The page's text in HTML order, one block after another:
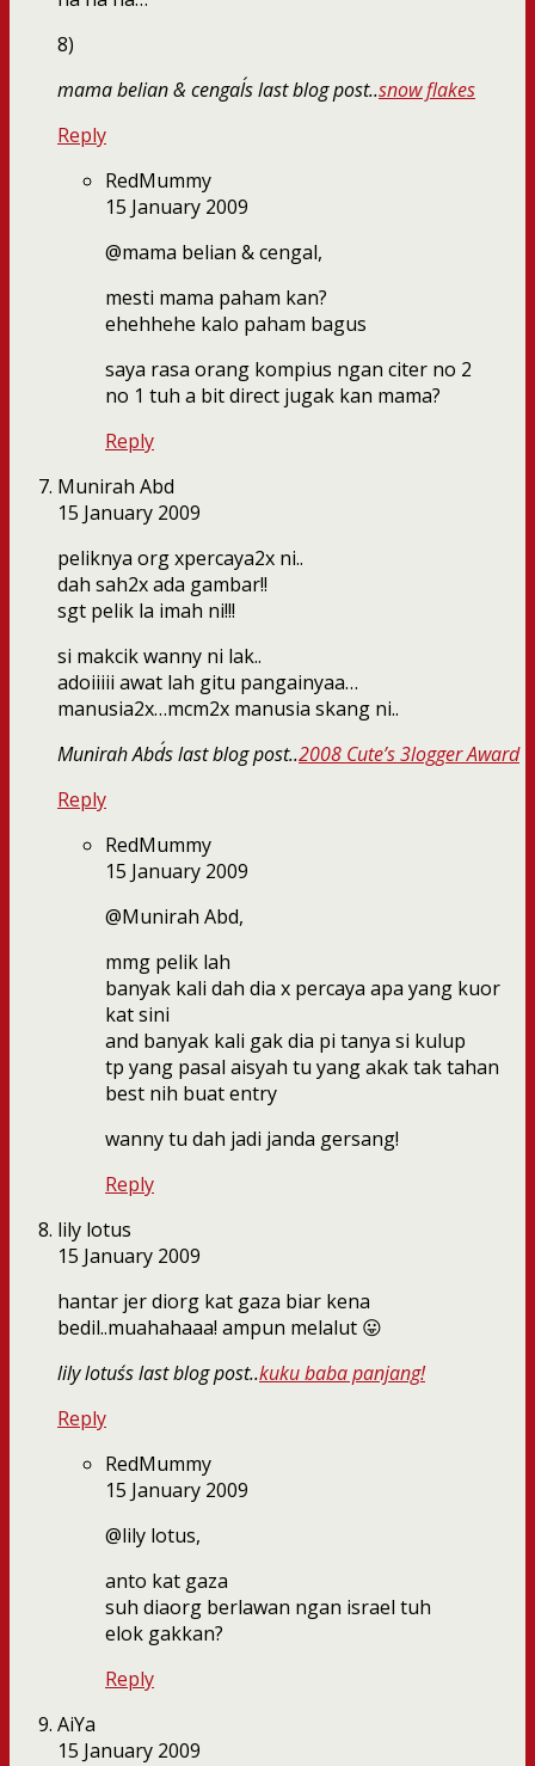
8)
mama belian & cengal´s last blog post..snow flakes
Reply
RedMummy
15 January 2009
@mama belian & cengal,
mesti mama paham kan?
ehehhehe kalo paham bagus
saya rasa orang kompius ngan citer no 2
no 1 tuh a bit direct jugak kan mama?
Reply
Munirah Abd
15 January 2009
peliknya org xpercaya2x ni..
dah sah2x ada gambar!!
sgt pelik la imah ni!!!
si makcik wanny ni lak..
adoiiiii awat lah gitu pangainyaa…
manusia2x…mcm2x manusia skang ni..
Munirah Abd´s last blog post..2008 Cute’s 3logger Award
Reply
RedMummy
15 January 2009
@Munirah Abd,
mmg pelik lah
banyak kali dah dia x percaya apa yang kuor
kat sini
and banyak kali gak dia pi tanya si kulup
tp yang pasal aisyah tu yang akak tak tahan
best nih buat entry
wanny tu dah jadi janda gersang!
Reply
lily lotus
15 January 2009
hantar jer diorg kat gaza biar kena
bedil..muahahaaa! ampun melalut 😛
lily lotus´s last blog post..kuku baba panjang!
Reply
RedMummy
15 January 2009
@lily lotus,
anto kat gaza
suh diaorg berlawan ngan israel tuh
elok gakkan?
Reply
AiYa
15 January 2009